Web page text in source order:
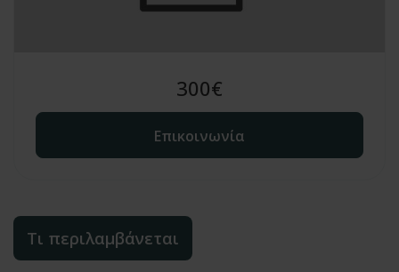
Τι περιλαμβάνεται
300€
Επικοινωνία